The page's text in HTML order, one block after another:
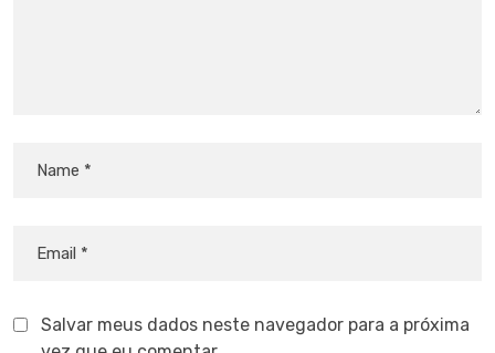
Salvar meus dados neste navegador para a próxima